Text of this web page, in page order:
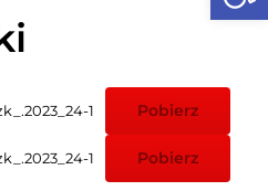
1 Pobierz
1 Pobierz